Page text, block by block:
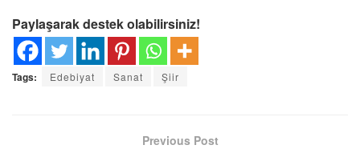
Paylaşarak destek olabilirsiniz!
Tags: Edebiyat Sanat Şiir
Previous Post